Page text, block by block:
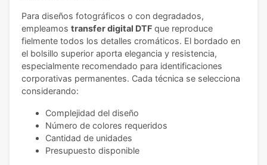
Para diseños fotográficos o con degradados,
empleamos transfer digital DTF que reproduce
fielmente todos los detalles cromáticos. El bordado en
el bolsillo superior aporta elegancia y resistencia,
especialmente recomendado para identificaciones
corporativas permanentes. Cada técnica se selecciona
considerando:
Complejidad del diseño
Número de colores requeridos
Cantidad de unidades
Presupuesto disponible